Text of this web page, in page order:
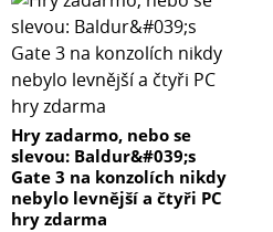
Hry zadarmo, nebo se
slevou: Baldur&#039;s
Gate 3 na konzolích nikdy
nebylo levnější a čtyři PC
hry zdarma